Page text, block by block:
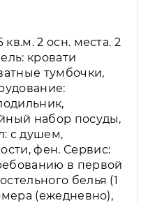
2 осн. места. 2
кровати
тумбочки,
набор посуды,
с душем,
фен. Сервис:
в первой
белья (1
(ежедневно),